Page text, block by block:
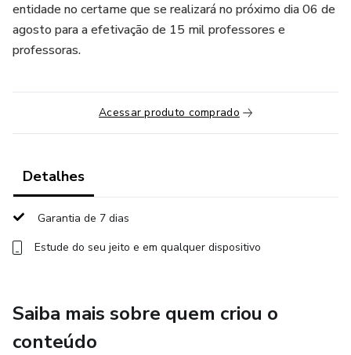
entidade no certame que se realizará no próximo dia 06 de
agosto para a efetivação de 15 mil professores e
professoras.
Acessar produto comprado
Detalhes
Garantia de 7 dias
Estude do seu jeito e em qualquer dispositivo
Saiba mais sobre quem criou o
conteúdo